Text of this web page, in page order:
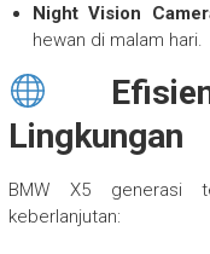
Night Vision
hewan di malam hari.
Lingkungan
BMW X5 generasi
keberlanjutan: